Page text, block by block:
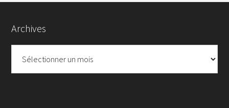
Archives